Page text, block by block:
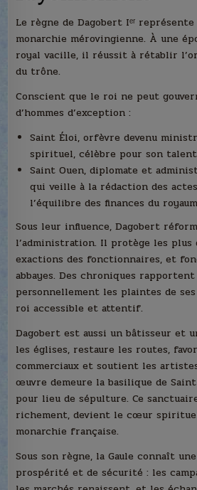
Le règne de Dagobert Iᵉʳ
monarchie mérovingienne. À une
royal vacille, il réussit à rétablir
du trône.
Conscient que le roi ne peut
d’hommes d’exception :
Saint Éloi, orfèvre devenu
spirituel, célèbre pour son
Saint Ouen, diplomate et
qui veille à la rédaction des
l’équilibre des finances du
Sous leur influence, Dagobert
l’administration. Il protège les
exactions des fonctionnaires, et
abbayes. Des chroniques
personnellement les plaintes de ses
roi accessible et attentif.
Dagobert est aussi un bâtisseur et
les églises, restaure les routes,
commerciaux et soutient les
œuvre demeure la basilique de
pour lieu de sépulture. Ce
richement, devient le cœur
monarchie française.
Sous son règne, la Gaule connaît
prospérité et de sécurité : les